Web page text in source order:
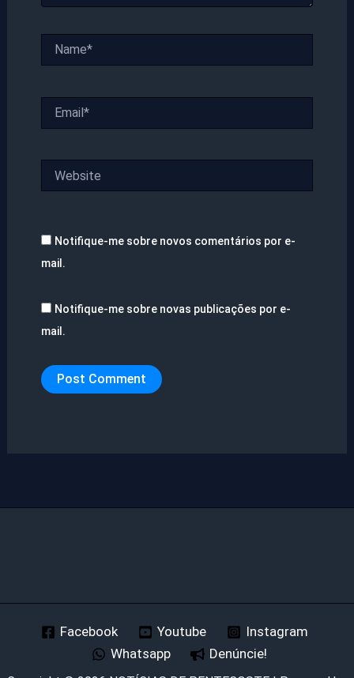
Notifique-me sobre novos comentários por e-
mail.
Notifique-me sobre novas publicações por e-
mail.
Facebook Youtube
Instagram
Whatsapp
Denúncie!